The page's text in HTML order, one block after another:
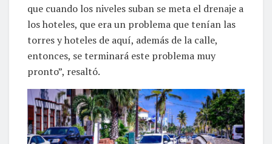
que cuando los niveles suban se meta el drenaje a
los hoteles, que era un problema que tenían las
torres y hoteles de aquí, además de la calle,
entonces, se terminará este problema muy
pronto”, resaltó.